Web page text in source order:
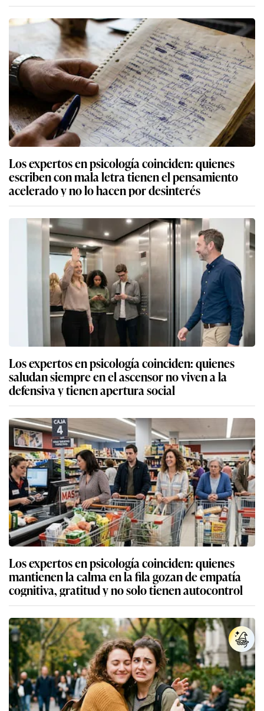
Los expertos en psicología coinciden: quienes
escriben con mala letra tienen el pensamiento
acelerado y no lo hacen por desinterés
Los expertos en psicología coinciden: quienes
saludan siempre en el ascensor no viven a la
defensiva y tienen apertura social
Los expertos en psicología coinciden: quienes
mantienen la calma en la fila gozan de empatía
cognitiva, gratitud y no solo tienen autocontrol